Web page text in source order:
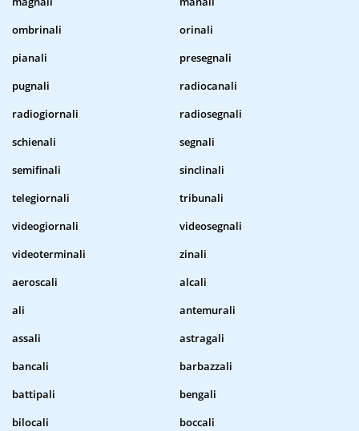
ombrinali
orinali
pianali
presegnali
pugnali
radiocanali
radiogiornali
radiosegnali
schienali
segnali
semifinali
sinclinali
telegiornali
tribunali
videogiornali
videosegnali
videoterminali
zinali
aeroscali
alcali
ali
antemurali
assali
astragali
bancali
barbazzali
battipali
bengali
bilocali
boccali